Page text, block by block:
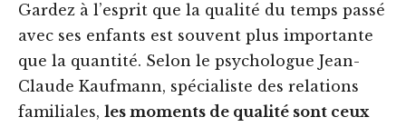
Gardez à l’esprit que la qualité du temps passé
avec ses enfants est souvent plus importante
que la quantité. Selon le psychologue Jean-
Claude Kaufmann, spécialiste des relations
familiales, les moments de qualité sont ceux